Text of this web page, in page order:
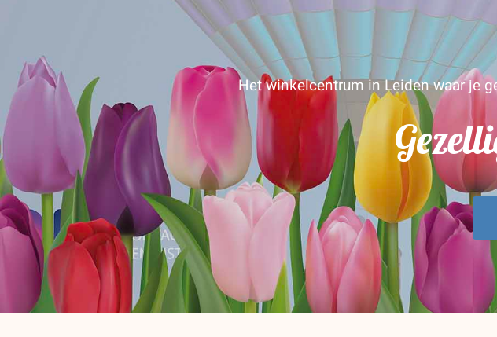
Het winkelcentrum in Leiden waar je